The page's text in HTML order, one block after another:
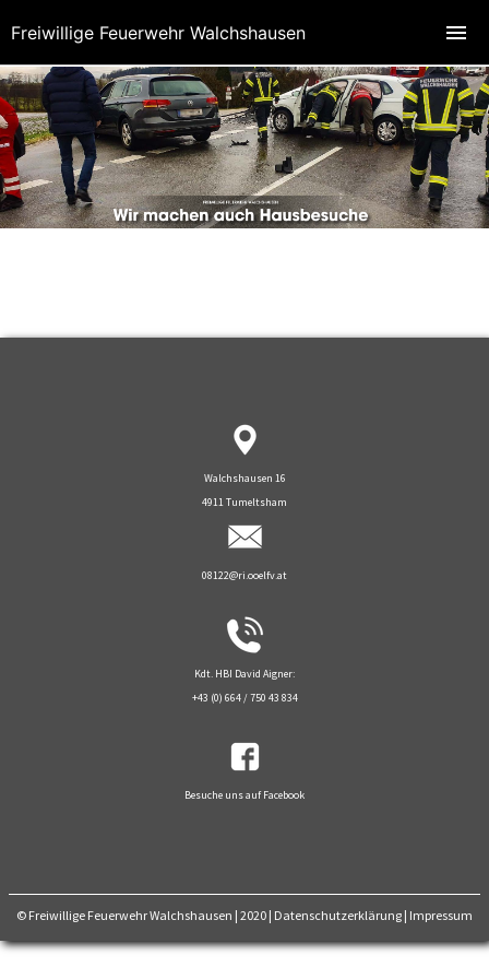
Walchshausen 16
4911 Tumeltsham
08122@ri.ooelfv.at
Kdt. HBI David Aigner:
+43 (0) 664 / 750 43 834
Besuche uns auf Facebook
© Freiwillige Feuerwehr Walchshausen | 2020 | Datenschutzerklärung | Impressum
Freiwillige Feuerwehr Walchshausen